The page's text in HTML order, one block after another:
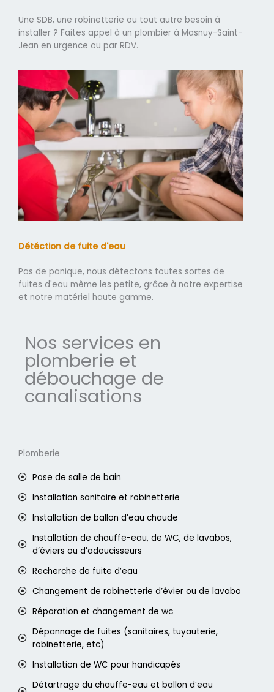
Une SDB, une robinetterie ou tout autre besoin à
installer ? Faites appel à un plombier à Masnuy-Saint-
Jean en urgence ou par RDV.
Détéction de fuite d'eau
Pas de panique, nous détectons toutes sortes de
fuites d'eau même les petite, grâce à notre expertise
et notre matériel haute gamme.
Nos services en
plomberie et
débouchage de
canalisations
Plomberie
Pose de salle de bain
Installation sanitaire et robinetterie
Installation de ballon d’eau chaude
Installation de chauffe-eau, de WC, de lavabos,
d’éviers ou d’adoucisseurs
Recherche de fuite d’eau
Changement de robinetterie d’évier ou de lavabo
Réparation et changement de wc
Dépannage de fuites (sanitaires, tuyauterie,
robinetterie, etc)
Installation de WC pour handicapés
Détartrage du chauffe-eau et ballon d’eau